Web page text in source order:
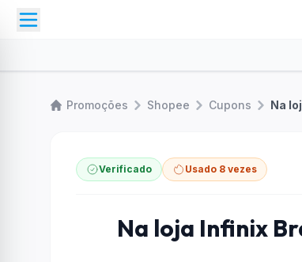
Promoções Shopee Cupons Na
Verificado Usado 8 vezes
Na loja Infinix